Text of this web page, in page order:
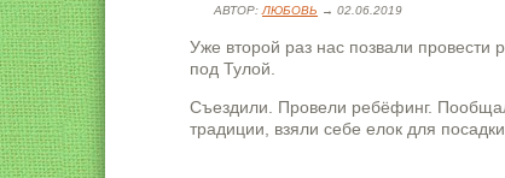
АВТОР: ЛЮБОВЬ → 02.06.2019
Уже второй раз нас позвали провести
под Тулой.
Съездили. Провели ребёфинг.
традиции, взяли себе елок для посадки.